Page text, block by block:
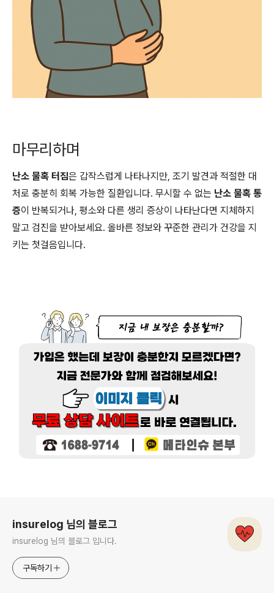
마무리하며
난소 물혹 터짐은 갑작스럽게 나타나지만, 조기 발견과 적절한 대
처로 충분히 회복 가능한 질환입니다. 무시할 수 없는 난소 물혹 통
증이 반복되거나, 평소와 다른 생리 증상이 나타난다면 지체하지
말고 검진을 받아보세요. 올바른 정보와 꾸준한 관리가 건강을 지
키는 첫걸음입니다.
insurelog 님의 블로그
insurelog 님의 블로그 입니다.
구독하기